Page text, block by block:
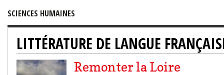
SCIENCES HUMAINES
LITTÉRATURE DE LANGUE
Remonter la Loire